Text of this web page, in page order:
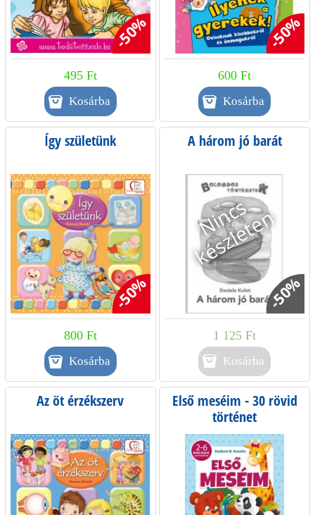
-50%
495 Ft
-50%
600 Ft
Így születünk
-50%
800 Ft
A három jó barát
-50%
1 125 Ft
Kosárba
Az öt érzékszerv
Első meséim - 30 rövid
történet
beszédindításhoz, helyes
hangzóejtéshez